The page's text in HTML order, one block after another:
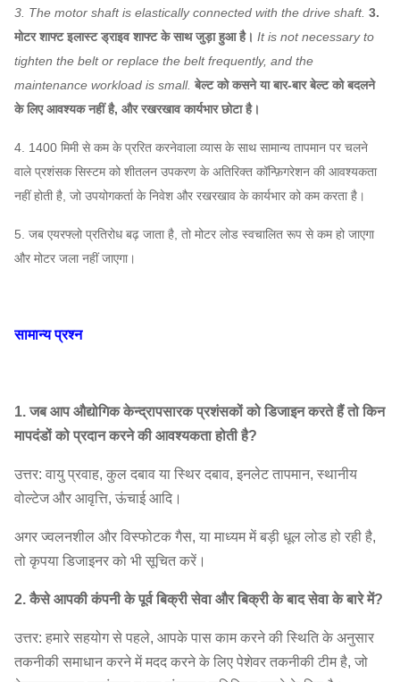
स्टेनलेस स्टील ...
सहनशीलता
FAG, SKF, NSK, ZWZ…
केन्द्रापसारक ब्लोअर
अवयव
सिस्टम बेस फ्रेम, सुरक्षात्मक स्क्रीनिंग, साइलेंसर, इनलेट और
आउटलेट पाइपलाइन कम्पेसाटर,
इनलेट और आउटलेट फ्लैग, डैम्पर, इलेक्ट्रिक एक्ट्यूएटर, शॉक
टेम्परेचर सेंसर, वाइब्रेटिंग सेंसर, सॉफ्ट स्टार्टर, इन्वर्टर, स्पेशल
इलेक्ट्रिकल मोटर, सिस्टम मॉनिटरिंग इंस्ट्रूमेंट, ल्यूब सिस्टम,
ओवरहेड ल्यूब टैंक आदि।
3. The motor shaft is elastically connected with the drive shaft. 3.
मोटर शाफ्ट इलास्ट ड्राइव शाफ्ट के साथ जुड़ा हुआ है। It is not necessary to
tighten the belt or replace the belt frequently, and the
maintenance workload is small. बेल्ट को कसने या बार-बार बेल्ट को बदलने
के लिए आवश्यक नहीं है, और रखरखाव कार्यभार छोटा है।
4. 1400 मिमी से कम के प्ररित करनेवाला व्यास के साथ सामान्य तापमान पर चलने
वाले प्रशंसक सिस्टम को शीतलन उपकरण के अतिरिक्त कॉन्फ़िगरेशन की आवश्यकता
नहीं होती है, जो उपयोगकर्ता के निवेश और रखरखाव के कार्यभार को कम करता है।
5. जब एयरफ्लो प्रतिरोध बढ़ जाता है, तो मोटर लोड स्वचालित रूप से कम हो जाएगा
और मोटर जला नहीं जाएगा।
सामान्य प्रश्न
1. जब आप औद्योगिक केन्द्रापसारक प्रशंसकों को डिजाइन करते हैं तो किन
मापदंडों को प्रदान करने की आवश्यकता होती है?
उत्तर: वायु प्रवाह, कुल दबाव या स्थिर दबाव, इनलेट तापमान, स्थानीय
वोल्टेज और आवृत्ति, ऊंचाई आदि।
अगर ज्वलनशील और विस्फोटक गैस, या माध्यम में बड़ी धूल लोड हो रही है,
तो कृपया डिजाइनर को भी सूचित करें।
2. कैसे आपकी कंपनी के पूर्व बिक्री सेवा और बिक्री के बाद सेवा के बारे में?
उत्तर: हमारे सहयोग से पहले, आपके पास काम करने की स्थिति के अनुसार
तकनीकी समाधान करने में मदद करने के लिए पेशेवर तकनीकी टीम है, जो